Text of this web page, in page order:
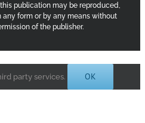
publication may be reproduced,
form or by any means without
of the publisher.
party services. OK